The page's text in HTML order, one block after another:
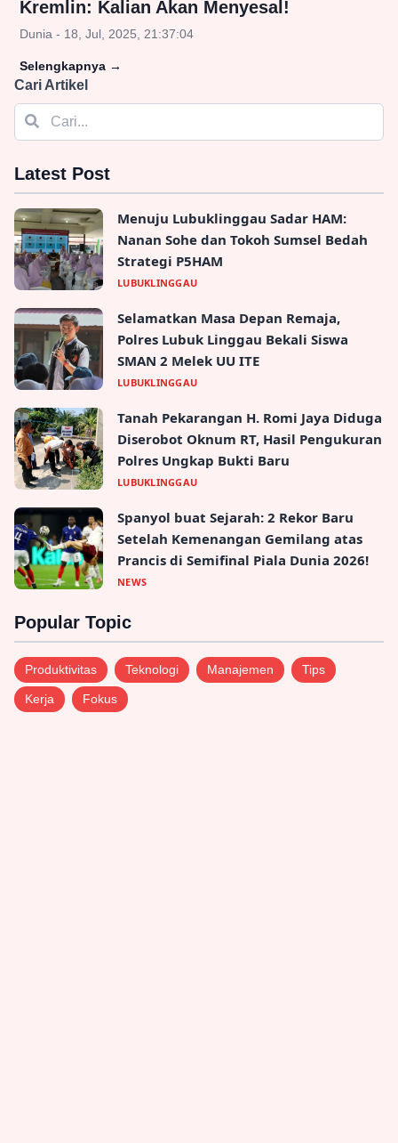
Kremlin: Kalian Akan Menyesal!
Dunia - 18, Jul, 2025, 21:37:04
Selengkapnya →
Cari Artikel
Latest Post
Menuju Lubuklinggau Sadar HAM:
Nanan Sohe dan Tokoh Sumsel Bedah
Strategi P5HAM
LUBUKLINGGAU
Selamatkan Masa Depan Remaja,
Polres Lubuk Linggau Bekali Siswa
SMAN 2 Melek UU ITE
LUBUKLINGGAU
Tanah Pekarangan H. Romi Jaya Diduga
Diserobot Oknum RT, Hasil Pengukuran
Polres Ungkap Bukti Baru
LUBUKLINGGAU
Spanyol buat Sejarah: 2 Rekor Baru
Setelah Kemenangan Gemilang atas
Prancis di Semifinal Piala Dunia 2026!
NEWS
Popular Topic
Produktivitas Teknologi Manajemen Tips
Kerja Fokus